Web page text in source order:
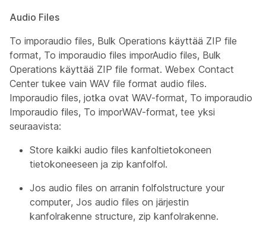
Audio Files
To imporaudio files, Bulk Operations käyttää ZIP file
format, To imporaudio files imporAudio files, Bulk
Operations käyttää ZIP file format. Webex Contact
Center tukee vain WAV file format audio files.
Imporaudio files, jotka ovat WAV-format, To imporaudio
Imporaudio files, To imporWAV-format, tee yksi
seuraavista:
Store kaikki audio files kanfoltietokoneen
tietokoneeseen ja zip kanfolfol.
Jos audio files on arranin folfolstructure your
computer, Jos audio files on järjestin
kanfolrakenne structure, zip kanfolrakenne.